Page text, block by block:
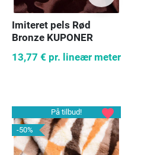
Imiteret pels Rød
Bronze KUPONER
13,77 € pr. lineær meter
På tilbud!
-50%
favorite